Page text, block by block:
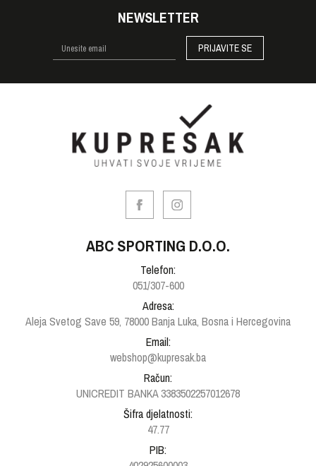
NEWSLETTER
PRIJAVITE SE
ABC SPORTING D.O.O.
Telefon:
051/307-600
Adresa:
Aleja Svetog Save 59, 78000 Banja Luka, Bosna i Hercegovina
Email:
webshop@kupresak.ba
Račun:
UNICREDIT BANKA 3383502257012678
Šifra djelatnosti:
47.77
PIB: